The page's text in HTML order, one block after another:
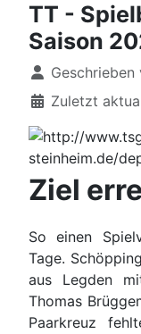
TT -
Saison
DetailsGeschrieben
Zuletzt
Ziel
So einen
Tage.
aus Legden
Thomas
Paarkreuz